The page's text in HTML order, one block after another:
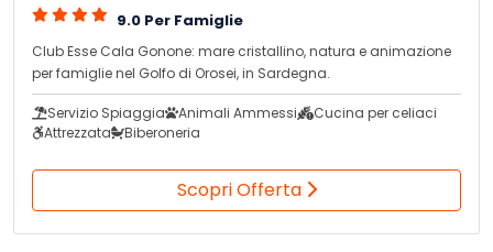
9.0 Per Famiglie
Club Esse Cala Gonone: mare cristallino, natura e animazione
per famiglie nel Golfo di Orosei, in Sardegna.
Servizio Spiaggia Animali Ammessi
Cucina per celiaci
Attrezzata
Biberoneria
Scopri Offerta